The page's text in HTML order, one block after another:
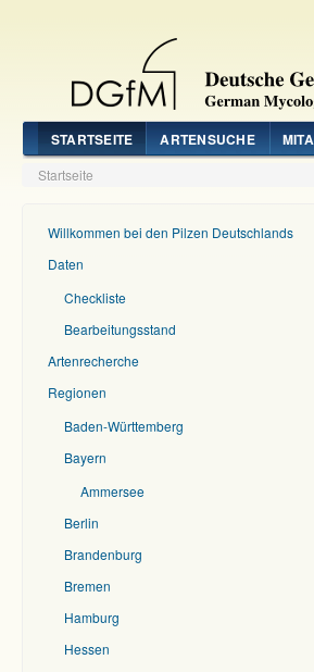
STARTSEITE ARTENSUCHE
Startseite
Willkommen bei den Pilzen Deutschlands
Daten
Checkliste
Bearbeitungsstand
Artenrecherche
Regionen
Baden-Württemberg
Bayern
Ammersee
Berlin
Brandenburg
Bremen
Hamburg
Hessen